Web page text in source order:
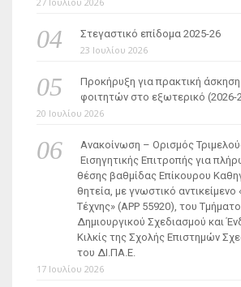
Στεγαστικό επίδομα 2025-26
23 Ιουλίου 2026
Προκήρυξη για πρακτική άσκηση
φοιτητών στο εξωτερικό (2026-
20 Ιουλίου 2026
Ανακοίνωση – Ορισμός
Εισηγητικής Επιτροπής για
θέσης βαθμίδας Επίκουρου
θητεία, με γνωστικό αντικείμενο
Τέχνης» (ΑΡΡ 55920), του
Δημιουργικού Σχεδιασμού και
Κιλκίς της Σχολής Επιστημών
του ΔΙ.ΠΑ.Ε.
17 Ιουλίου 2026